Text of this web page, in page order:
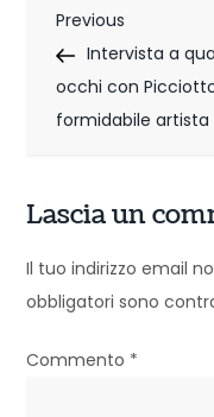
N
a
v
g
a
z
i
Previous
Post
Previous
Intervista a
occhi con
formidabile artista
Lascia un
Il tuo indirizzo email
obbligatori sono
Commento *